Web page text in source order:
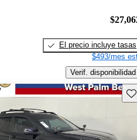
El precio incluye tasas
$493/mes
Verif. disponibilidad